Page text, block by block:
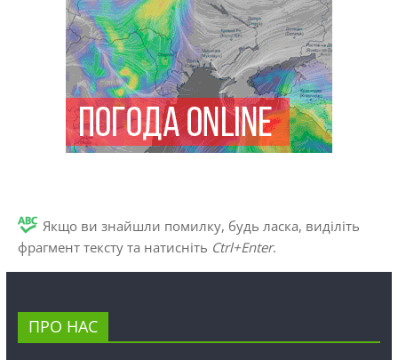
Якщо ви знайшли помилку, будь ласка, виділіть
фрагмент тексту та натисніть Ctrl+Enter.
ПРО НАС